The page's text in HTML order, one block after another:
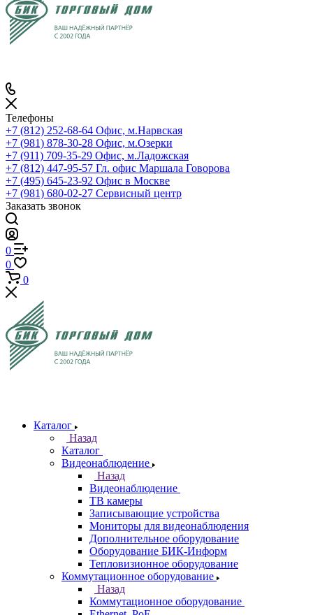
Телефоны
+7 (812) 252-68-64 Офис, м.Нарвская
+7 (981) 878-30-28 Офис, м.Озерки
+7 (911) 709-35-29 Офис, м.Ладожская
+7 (812) 447-95-57 Гл. офис Маршала Говорова
+7 (495) 645-23-92 Офис в Москве
+7 (981) 680-02-27 Сервисный центр
Заказать звонок
0
0
0
Каталог
Назад
Каталог
Видеонаблюдение
Назад
Видеонаблюдение
ТВ камеры
Записывающие устройства
Мониторы для видеонаблюдения
Дополнительное оборудование
Оборудование БИК-Информ
Тепловизионное оборудование
Коммутационное оборудование
Назад
Коммутационное оборудование